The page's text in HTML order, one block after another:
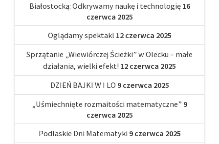
Białostocką: Odkrywamy naukę i technologię 16
czerwca 2025
Oglądamy spektakl 12 czerwca 2025
Sprzątanie „Wiewiórczej Ścieżki” w Olecku – małe
działania, wielki efekt! 12 czerwca 2025
DZIEŃ BAJKI W I LO 9 czerwca 2025
„Uśmiechnięte rozmaitości matematyczne” 9
czerwca 2025
Podlaskie Dni Matematyki 9 czerwca 2025